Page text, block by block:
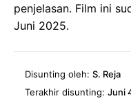
penjelasan. Film ini
Juni 2025.
Disunting oleh: S. Reja
Terakhir disunting: Juni